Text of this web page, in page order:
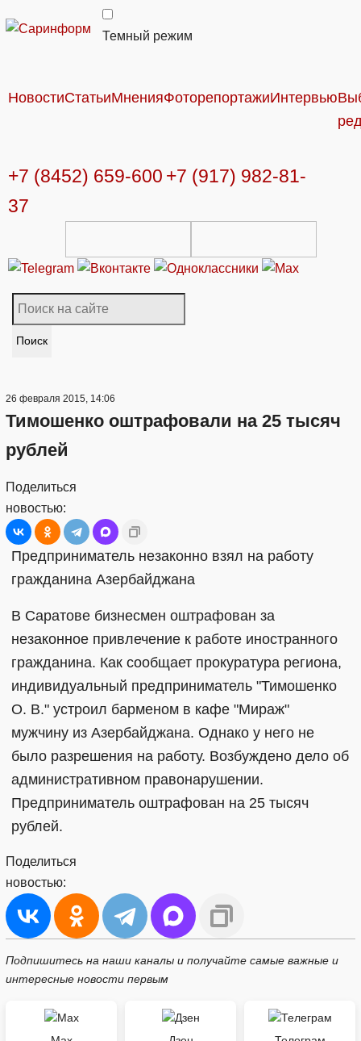
Темный режим
НовостиСтатьиМненияФоторепортажиИнтервью
+7 (8452) 659-600 +7 (917) 982-81-
37
Поиск
26 февраля 2015, 14:06
Тимошенко оштрафовали на 25 тысяч
рублей
Поделиться
новостью:
Предприниматель незаконно взял на работу
гражданина Азербайджана
В Саратове бизнесмен оштрафован за
незаконное привлечение к работе иностранного
гражданина. Как сообщает прокуратура региона,
индивидуальный предприниматель "Тимошенко
О. В." устроил барменом в кафе "Мираж"
мужчину из Азербайджана. Однако у него не
было разрешения на работу. Возбуждено дело об
административном правонарушении.
Предприниматель оштрафован на 25 тысяч
рублей.
Поделиться
новостью:
Подпишитесь на наши каналы и получайте самые важные и
интересные новости первым